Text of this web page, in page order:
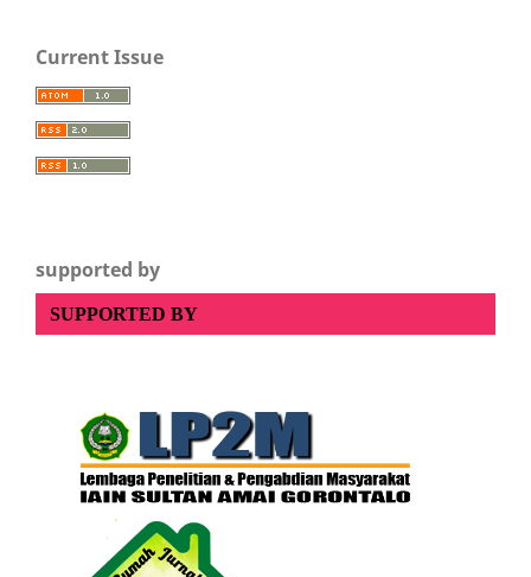
Current Issue
supported by
SUPPORTED BY